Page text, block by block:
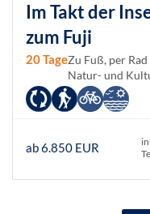
Im Takt der
zum Fuji
20 TageZu Fuß, per
Natur- und
ab 6.850 EUR